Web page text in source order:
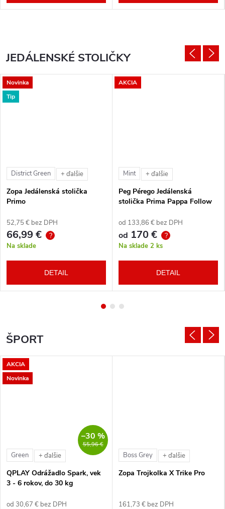
JEDÁLENSKÉ STOLIČKY
Novinka
Tip
District Green + ďalšie
Zopa Jedálenská stolička
Primo
52,75 € bez DPH
66,99 € ?
Na sklade
DETAIL
AKCIA
Mint + ďalšie
Peg Pérego Jedálenská
stolička Prima Pappa Follow
od 133,86 € bez DPH
od 170 € ?
Na sklade 2 ks
DETAIL
ŠPORT
AKCIA
Novinka
55,96 €
–30 %
Green + ďalšie
QPLAY Odrážadlo Spark, vek
3 - 6 rokov, do 30 kg
od 30,67 € bez DPH
Boss Grey + ďalšie
Zopa Trojkolka X Trike Pro
161,73 € bez DPH